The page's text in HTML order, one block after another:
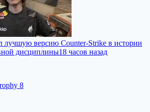
лучшую версию Counter-Strike в истории
дисциплины18 часов назад
8